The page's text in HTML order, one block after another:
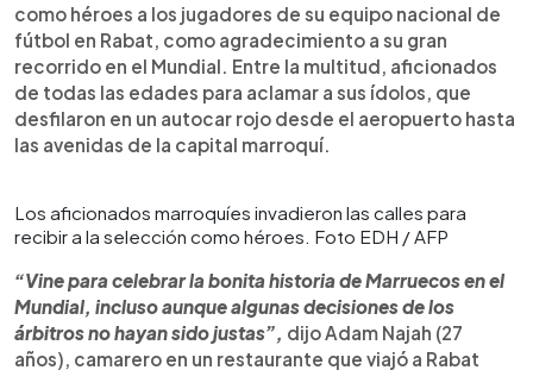
como héroes a los jugadores de su equipo nacional de
fútbol en Rabat, como agradecimiento a su gran
recorrido en el Mundial. Entre la multitud, aficionados
de todas las edades para aclamar a sus ídolos, que
desfilaron en un autocar rojo desde el aeropuerto hasta
las avenidas de la capital marroquí.
Los aficionados marroquíes invadieron las calles para
recibir a la selección como héroes. Foto EDH / AFP
“Vine para celebrar la bonita historia de Marruecos en el
Mundial, incluso aunque algunas decisiones de los
árbitros no hayan sido justas”, dijo Adam Najah (27
años), camarero en un restaurante que viajó a Rabat